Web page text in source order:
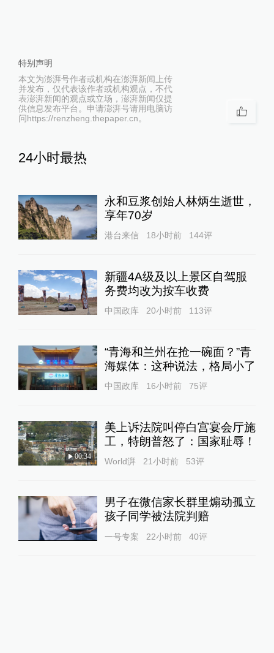
特别声明
本文为澎湃号作者或机构在澎湃新闻上传
并发布，仅代表该作者或机构观点，不代
表澎湃新闻的观点或立场，澎湃新闻仅提
供信息发布平台。申请澎湃号请用电脑访
问https://renzheng.thepaper.cn。
24小时最热
永和豆浆创始人林炳生逝世，
享年70岁
港台来信 18小时前 144评
新疆4A级及以上景区自驾服
务费均改为按车收费
中国政库 20小时前 113评
“青海和兰州在抢一碗面？”青
海媒体：这种说法，格局小了
中国政库 16小时前 75评
00:34
美上诉法院叫停白宫宴会厅施
工，特朗普怒了：国家耻辱！
World湃 21小时前 53评
男子在微信家长群里煽动孤立
孩子同学被法院判赔
一号专案 22小时前 40评